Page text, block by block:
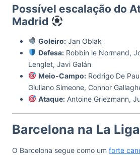
Possível escalação do
Madrid
Goleiro:Jan Oblak
Defesa:Robbin le Normand,
Lenglet, Javi Galán
Meio-Campo:Rodrigo De
Giuliano Simeone, Connor
Ataque:Antoine Griezmann,
Barcelona na La Liga
O Barcelona segue como um forte